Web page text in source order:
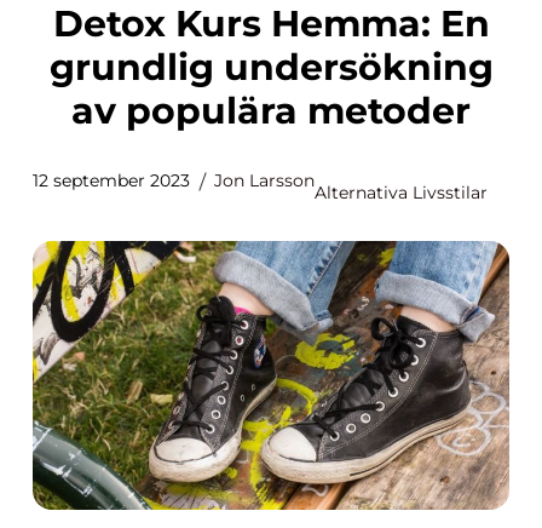
Detox Kurs Hemma: En
grundlig undersökning
av populära metoder
12 september 2023 Jon Larsson
Alternativa Livsstilar